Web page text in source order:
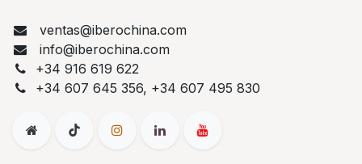
ventas@iberochina.com
info@iberochina.com
+34 916 619 622
+34 607 645 356, +34 607 495 830